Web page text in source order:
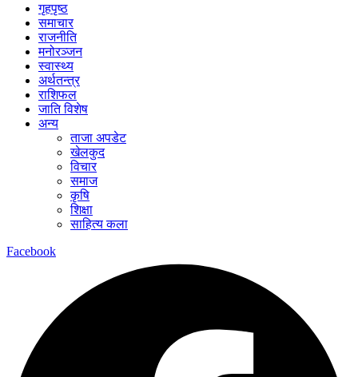
गृहपृष्ठ
समाचार
राजनीति
मनोरञ्जन
स्वास्थ्य
अर्थतन्त्र
राशिफल
जाति विशेष
अन्य
ताजा अपडेट
खेलकुद
विचार
समाज
कृषि
शिक्षा
साहित्य कला
Facebook